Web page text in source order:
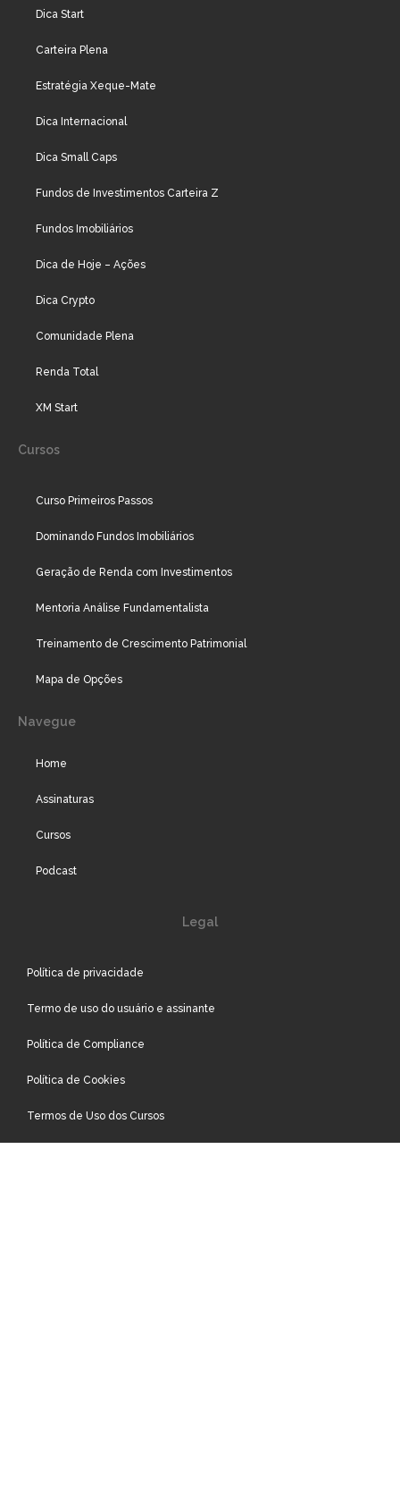
Dica Start
Carteira Plena
Estratégia Xeque-Mate
Dica Internacional
Dica Small Caps
Fundos de Investimentos Carteira Z
Fundos Imobiliários
Dica de Hoje – Ações
Dica Crypto
Comunidade Plena
Renda Total
XM Start
Cursos
Curso Primeiros Passos
Dominando Fundos Imobiliários
Geração de Renda com Investimentos
Mentoria Análise Fundamentalista
Treinamento de Crescimento Patrimonial
Mapa de Opções
Navegue
Home
Assinaturas
Cursos
Podcast
Legal
Política de privacidade
Termo de uso do usuário e assinante
Política de Compliance
Política de Cookies
Termos de Uso dos Cursos